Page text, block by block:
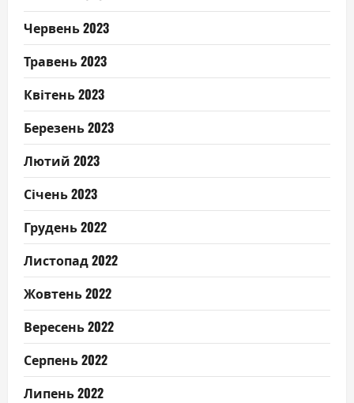
Червень 2023
Травень 2023
Квітень 2023
Березень 2023
Лютий 2023
Січень 2023
Грудень 2022
Листопад 2022
Жовтень 2022
Вересень 2022
Серпень 2022
Липень 2022